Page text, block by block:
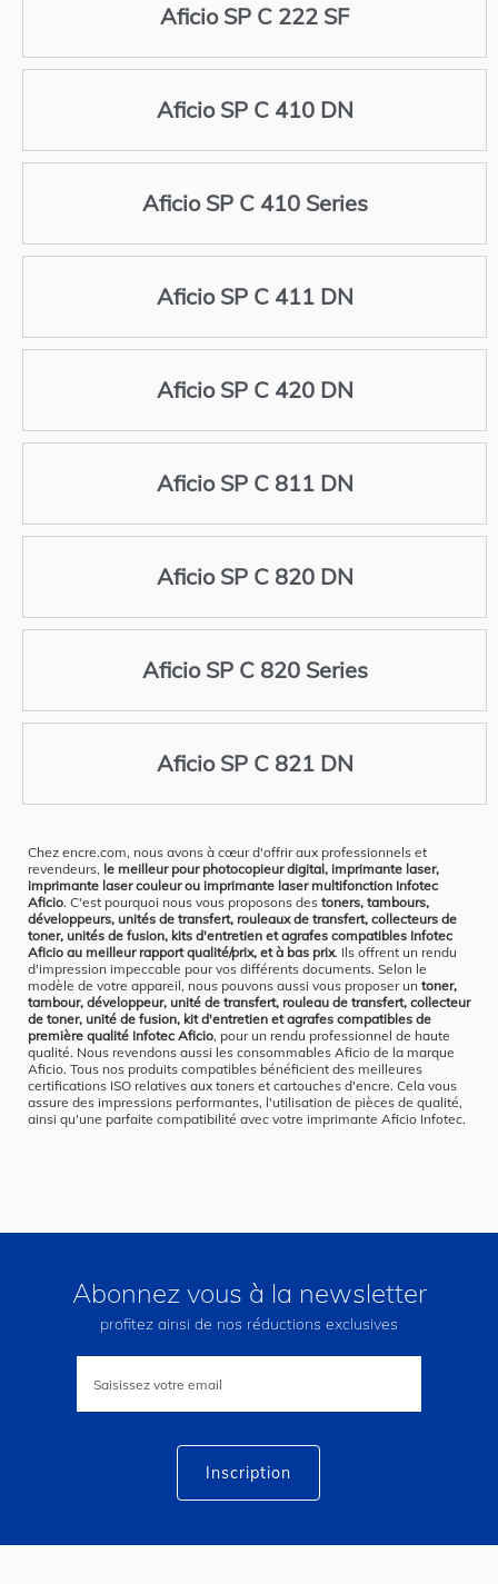
Aficio SP C 222 SF
Aficio SP C 410 DN
Aficio SP C 410 Series
Aficio SP C 411 DN
Aficio SP C 420 DN
Aficio SP C 811 DN
Aficio SP C 820 DN
Aficio SP C 820 Series
Aficio SP C 821 DN
Chez encre.com, nous avons à cœur d'offrir aux professionnels et
revendeurs, le meilleur pour photocopieur digital, imprimante laser,
imprimante laser couleur ou imprimante laser multifonction Infotec
Aficio. C'est pourquoi nous vous proposons des toners, tambours,
développeurs, unités de transfert, rouleaux de transfert, collecteurs de
toner, unités de fusion, kits d'entretien et agrafes compatibles Infotec
Aficio au meilleur rapport qualité/prix, et à bas prix. Ils offrent un rendu
d'impression impeccable pour vos différents documents. Selon le
modèle de votre appareil, nous pouvons aussi vous proposer un toner,
tambour, développeur, unité de transfert, rouleau de transfert, collecteur
de toner, unité de fusion, kit d'entretien et agrafes compatibles de
première qualité Infotec Aficio, pour un rendu professionnel de haute
qualité. Nous revendons aussi les consommables Aficio de la marque
Aficio. Tous nos produits compatibles bénéficient des meilleures
certifications ISO relatives aux toners et cartouches d'encre. Cela vous
assure des impressions performantes, l'utilisation de pièces de qualité,
ainsi qu'une parfaite compatibilité avec votre imprimante Aficio Infotec.
Abonnez vous à la newsletter
profitez ainsi de nos réductions exclusives
lettre
Inscription